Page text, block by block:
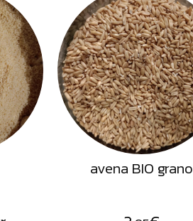
avena BIO grano